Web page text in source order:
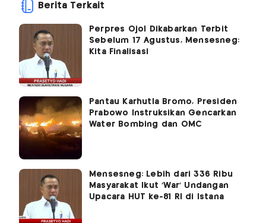
Berita Terkait
Perpres Ojol Dikabarkan Terbit
Sebelum 17 Agustus, Mensesneg:
Kita Finalisasi
Pantau Karhutla Bromo, Presiden
Prabowo Instruksikan Gencarkan
Water Bombing dan OMC
Mensesneg: Lebih dari 336 Ribu
Masyarakat Ikut 'War' Undangan
Upacara HUT ke-81 RI di Istana